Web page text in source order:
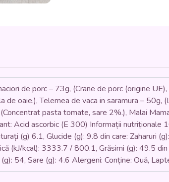
boia,
malai,
varză
murată)
-
350
gr.
de porc – 73g, (Crane de porc (origine
de oaie.), Telemea de vaca in saramura –
pasta tomate, sare 2%.), Malai
Acid ascorbic (E 300) Informații nutriționale
(g) 6.1, Glucide (g): 9.8 din care: Zaharuri
(kJ/kcal): 3333.7 / 800.1, Grăsimi (g): 49.5
54, Sare (g): 4.6 Alergeni: Conține: Ouă,